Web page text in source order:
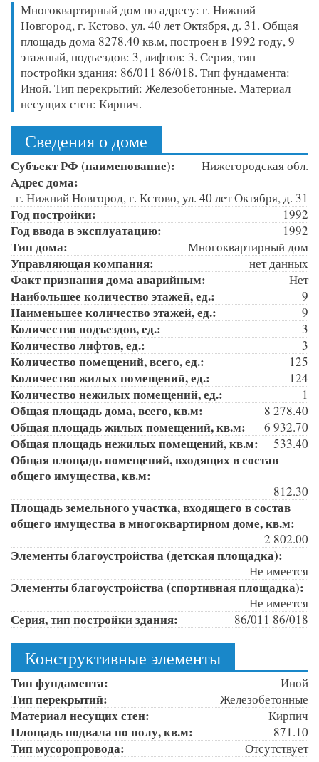
Многоквартирный дом по адресу: г. Нижний
Новгород, г. Кстово, ул. 40 лет Октября, д. 31. Общая
площадь дома 8278.40 кв.м, построен в 1992 году, 9
этажный, подъездов: 3, лифтов: 3. Серия, тип
постройки здания: 86/011 86/018. Тип фундамента:
Иной. Тип перекрытий: Железобетонные. Материал
несущих стен: Кирпич.
Сведения о доме
Субъект РФ (наименование): Нижегородская обл.
Адрес дома:
г. Нижний Новгород, г. Кстово, ул. 40 лет Октября, д. 31
Год постройки: 1992
Год ввода в эксплуатацию: 1992
Тип дома: Многоквартирный дом
Управляющая компания: нет данных
Факт признания дома аварийным: Нет
Наибольшее количество этажей, ед.: 9
Наименьшее количество этажей, ед.: 9
Количество подъездов, ед.: 3
Количество лифтов, ед.: 3
Количество помещений, всего, ед.: 125
Количество жилых помещений, ед.: 124
Количество нежилых помещений, ед.: 1
Общая площадь дома, всего, кв.м: 8 278.40
Общая площадь жилых помещений, кв.м: 6 932.70
Общая площадь нежилых помещений, кв.м: 533.40
Общая площадь помещений, входящих в состав
общего имущества, кв.м:
812.30
Площадь земельного участка, входящего в состав
общего имущества в многоквартирном доме, кв.м:
2 802.00
Элементы благоустройства (детская площадка):
Не имеется
Элементы благоустройства (спортивная площадка):
Не имеется
Серия, тип постройки здания: 86/011 86/018
Конструктивные элементы
Тип фундамента: Иной
Тип перекрытий: Железобетонные
Материал несущих стен: Кирпич
Площадь подвала по полу, кв.м: 871.10
Тип мусоропровода: Отсутствует